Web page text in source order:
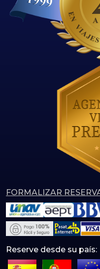
FORMALIZAR
Reserve desde su país: